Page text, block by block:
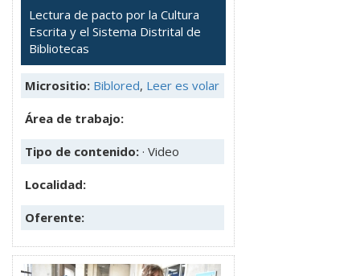
Lectura de pacto por la Cultura
Escrita y el Sistema Distrital de
Bibliotecas
Micrositio: Biblored, Leer es volar
Área de trabajo:
Tipo de contenido: · Video
Localidad:
Oferente: